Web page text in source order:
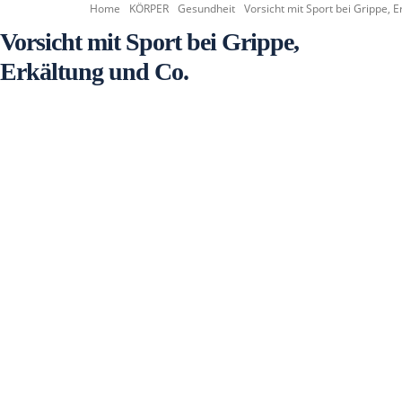
Home KÖRPER Gesundheit Vorsicht mit Sport bei Grippe,
Vorsicht mit Sport bei Grippe,
Erkältung und Co.